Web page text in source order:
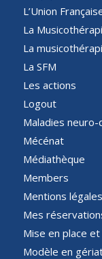
L’Union
La
La
La SFM
Les actions
Logout
Maladies
Mécénat
Médiathèque
Members
Mentions légales
Mes
Mise en place
Modèle en